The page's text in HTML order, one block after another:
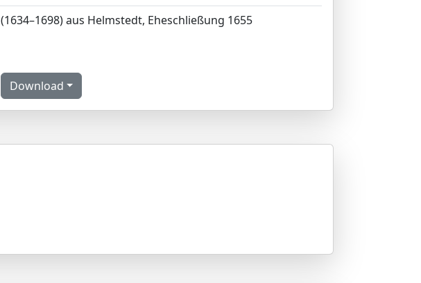
(1634–1698) aus Helmstedt, Eheschließung 1655
Download